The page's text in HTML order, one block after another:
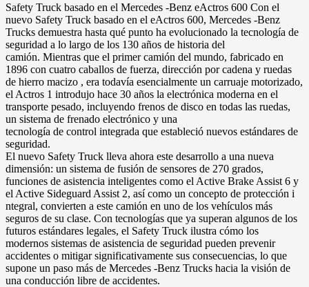
Safety Truck basado en el Mercedes -Benz eActros 600 Con el
nuevo Safety Truck basado en el eActros 600, Mercedes -Benz
Trucks demuestra hasta qué punto ha evolucionado la tecnología de
seguridad a lo largo de los 130 años de historia del
camión. Mientras que el primer camión del mundo, fabricado en
1896 con cuatro caballos de fuerza, dirección por cadena y ruedas
de hierro macizo , era todavía esencialmente un carruaje motorizado,
el Actros 1 introdujo hace 30 años la electrónica moderna en el
transporte pesado, incluyendo frenos de disco en todas las ruedas,
un sistema de frenado electrónico y una
tecnología de control integrada que estableció nuevos estándares de
seguridad.
El nuevo Safety Truck lleva ahora este desarrollo a una nueva
dimensión: un sistema de fusión de sensores de 270 grados,
funciones de asistencia inteligentes como el Active Brake Assist 6 y
el Active Sideguard Assist 2, así como un concepto de protección i
ntegral, convierten a este camión en uno de los vehículos más
seguros de su clase. Con tecnologías que ya superan algunos de los
futuros estándares legales, el Safety Truck ilustra cómo los
modernos sistemas de asistencia de seguridad pueden prevenir
accidentes o mitigar significativamente sus consecuencias, lo que
supone un paso más de Mercedes -Benz Trucks hacia la visión de
una conducción libre de accidentes.